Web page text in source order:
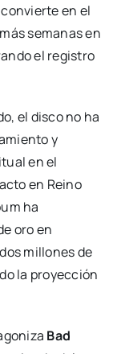
en el
semanas en
el registro
el disco no ha
y
en el
en Reino
ha
oro en
millones de
la proyección
Bad